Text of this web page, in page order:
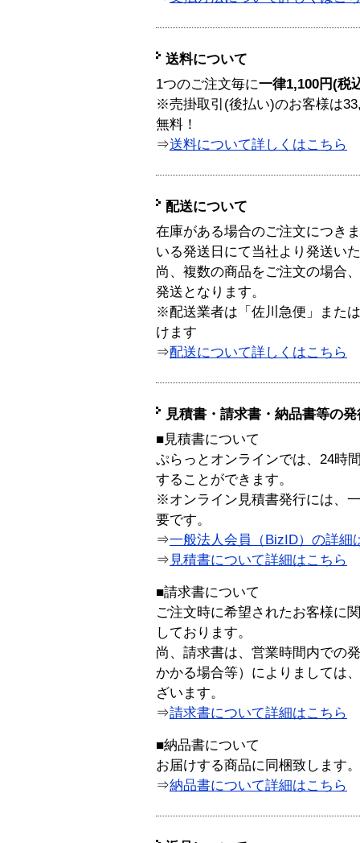
送料について
1つのご注文毎に一律1,100円(税
※売掛取引(後払い)のお客様は
無料！
⇒送料について詳しくはこちら
配送について
在庫がある場合のご注文につき
いる発送日にて当社より発送い
尚、複数の商品をご注文の場合
発送となります。
※配送業者は「佐川急便」また
けます
⇒配送について詳しくはこちら
見積書・請求書・納品書等の
■見積書について
ぷらっとオンラインでは、24時
することができます。
※オンライン見積書発行には、
要です。
⇒一般法人会員（BizID）の詳細
⇒ 見積書について詳細はこちら
■請求書について
ご注文時に希望されたお客様に
しております。
尚、請求書は、営業時間内での
かかる場合等）によりましては
ざいます。
⇒請求書について詳細はこちら
■納品書について
お届けする商品に同梱致します。
⇒納品書について詳細はこちら